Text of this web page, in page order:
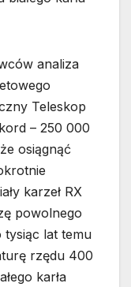
analiza
Teleskop
– 250 000
osiągnąć
karzeł RX
powolnego
tysiąc lat temu
rzędu 400
karła